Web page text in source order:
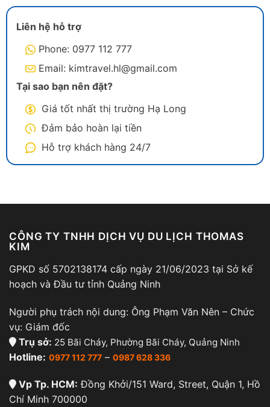
Liên hệ hỗ trợ
Phone: 0977 112 777
Email: kimtravel.hl@gmail.com
Tại sao bạn nên đặt?
Giá tốt nhất thị trường Hạ Long
Đảm bảo hoàn lại tiền
Hỗ trợ khách hàng 24/7
CÔNG TY TNHH DỊCH VỤ DU LỊCH THOMAS
KIM
GPKD số 5702138174 cấp ngày 21/06/2023 tại Sở kế
hoạch và Đầu tư tỉnh Quảng Ninh
Người phụ trách nội dung: Ông Phạm Văn Nên – Chức
vụ: Giám đốc
Trụ sở: 25 Bãi Cháy, Phường Bãi Cháy, Quảng Ninh
Hotline: 0977 112 777 – 0987 628 336
Vp Tp. HCM: Đồng Khởi/151 Ward, Street, Quận 1, Hồ
Chí Minh 700000